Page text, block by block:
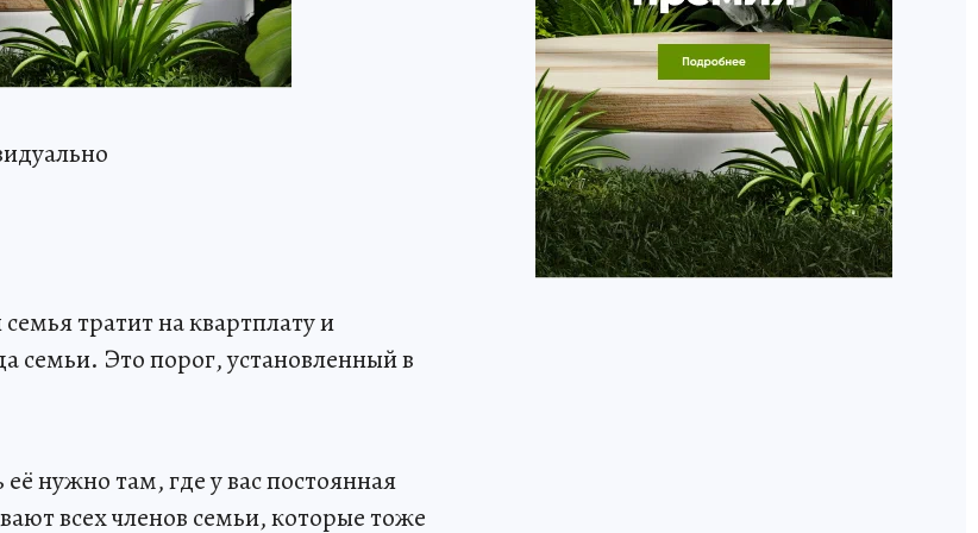
тратит на квартплату и
семьи. Это порог, установленный в
нужно там, где у вас постоянная
всех членов семьи, которые тоже